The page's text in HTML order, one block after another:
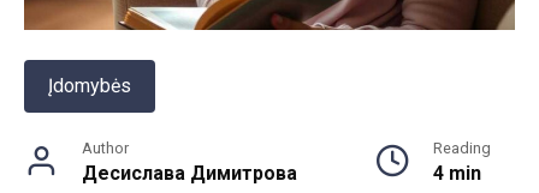
Įdomybės
Author
Десислава Димитрова
Reading
4 min